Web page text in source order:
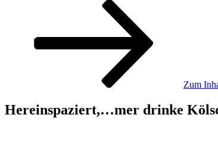
Zum
Hereinspaziert,…mer drinke